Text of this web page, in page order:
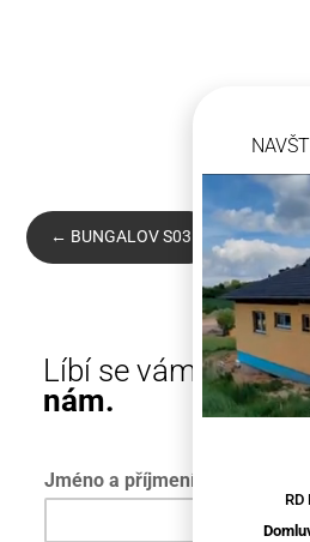
← BUNGALOV S03
Líbí se vám tento
nám.
Jméno a příjmení